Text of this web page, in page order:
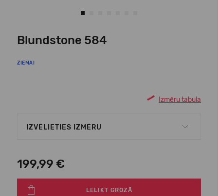
Blundstone 584
ZIEMAI
Izmēru tabula
IZVĒLIETIES IZMĒRU
199,99 €
LELIKT GROZĀ